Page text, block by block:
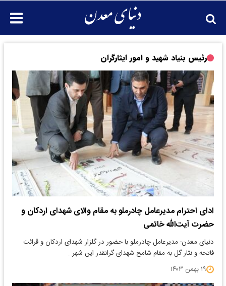
رئیس بنیاد شهید و امور ایثارگران
ادای احترام مدیرعامل چادرملو به مقام والای شهدای اردکان و
حضرت آیت‌الله خاتمی
دنیای معدن: مدیرعامل چادرملو با حضور در گلزار شهدای اردکان و قرائت
فاتحه و نثار گل به مقام شامخ شهدای گرانقدر این شهر…
۱۹ بهمن ۱۴۰۳